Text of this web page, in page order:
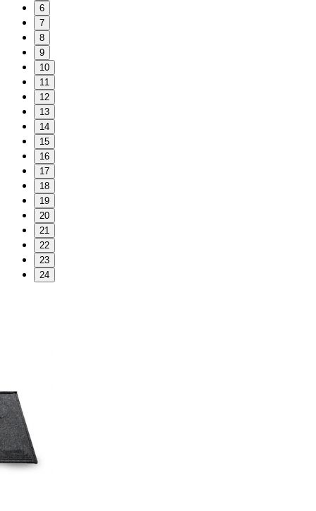
6
7
8
9
10
11
12
13
14
15
16
17
18
19
20
21
22
23
24